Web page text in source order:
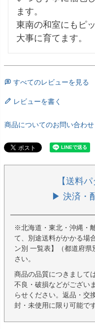
ます。
東南の和室にもピ
大事に育てます。
すべてのレビューを見る
レビューを書く
商品についてのお問い合わせ
【送料
▶ 決済・
※北海道・東北・沖縄・
て、別途送料がかかる場
ン別 一覧表】（都道府
さい。
商品の品質につきまして
不良・破損などがござい
らせください。返品・交
封・未使用に限り可能です